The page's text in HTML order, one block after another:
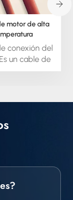
motor de alta
conexión del
un cable de
que
en zonas
del
de su
este cable
soportar
o 200 °C, con